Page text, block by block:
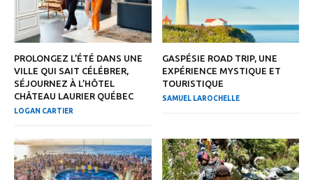
PROLONGEZ L’ÉTÉ DANS UNE
VILLE QUI SAIT CÉLÉBRER,
SÉJOURNEZ À L’HÔTEL
CHÂTEAU LAURIER QUÉBEC
LOGAN CARTIER
GASPÉSIE ROAD TRIP, UNE
EXPÉRIENCE MYSTIQUE ET
TOURISTIQUE
SAMUEL LAROCHELLE